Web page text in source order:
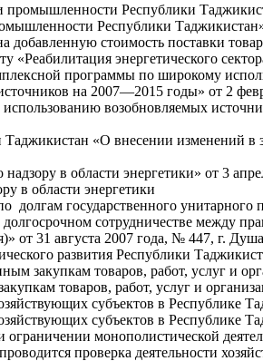
промышленности Республики
Республики
стоимость поставки
«Реабилитация энергетического
программы по широкому
на 2007—2015 годы» от 2
возобновляемых
«О внесении изменений
в области энергетики» от 3
в области энергетики
долгам государственного
сотрудничестве между
от 31 августа 2007 года, № 447, г.
развития Республики
закупкам товаров, работ, услуг и
товаров, работ, услуг и
субъектов в Республике
субъектов в Республике
монополистической
проверка деятельности